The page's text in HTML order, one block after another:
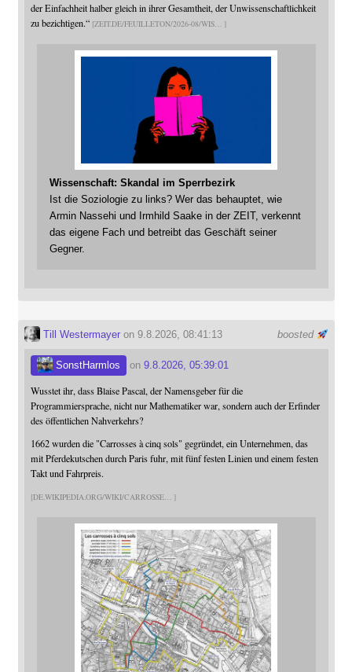
der Einfachheit halber gleich in ihrer Gesamtheit, der Unwissenschaftlichkeit
zu bezichtigen.“ ZEIT.DE/FEUILLETON/2026-08/WIS
Wissenschaft: Skandal im Sperrbezirk
Ist die Soziologie zu links? Wer das behauptet, wie
Armin Nassehi und Irmhild Saake in der ZEIT, verkennt
das eigene Fach und betreibt das Geschäft seiner
Gegner.
boosted
Till Westermayeron 9.8.2026, 08:41:13
SonstHarmlos on 9.8.2026, 05:39:01
Wusstet ihr, dass Blaise Pascal, der Namensgeber für die
Programmiersprache, nicht nur Mathematiker war, sondern auch der Erfinder
des öffentlichen Nahverkehrs?
1662 wurden die "Carrosses à cinq sols" gegründet, ein Unternehmen, das
mit Pferdekutschen durch Paris fuhr, mit fünf festen Linien und einem festen
Takt und Fahrpreis.
DE.WIKIPEDIA.ORG/WIKI/CARROSSE